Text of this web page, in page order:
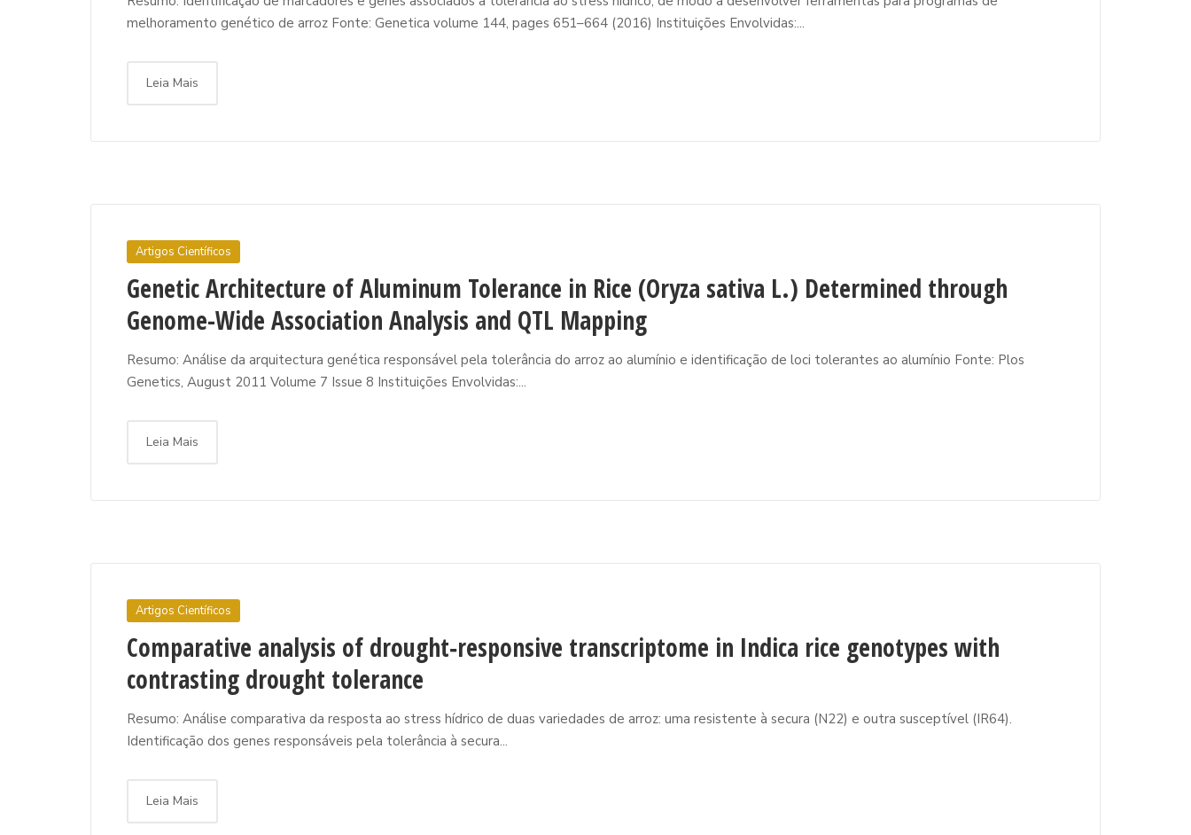
melhoramento genético de arroz Fonte: Genetica volume 144, pages 651–664 (2016) Instituições Envolvidas:...
Leia Mais
Artigos Científicos
Genetic Architecture of Aluminum Tolerance in Rice (Oryza sativa L.) Determined through
Genome-Wide Association Analysis and QTL Mapping
Resumo: Análise da arquitectura genética responsável pela tolerância do arroz ao alumínio e identificação de loci tolerantes ao alumínio Fonte: Plos
Genetics, August 2011 Volume 7 Issue 8 Instituições Envolvidas:...
Leia Mais
Artigos Científicos
Comparative analysis of drought‐responsive transcriptome in Indica rice genotypes with
contrasting drought tolerance
Resumo: Análise comparativa da resposta ao stress hídrico de duas variedades de arroz: uma resistente à secura (N22) e outra susceptível (IR64).
Identificação dos genes responsáveis pela tolerância à secura...
Leia Mais